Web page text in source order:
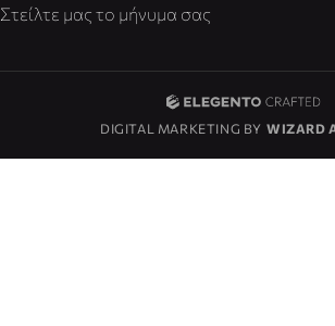
Στείλτε μας το μήνυμα σας
DIGITAL MARKETING BY WIZARD